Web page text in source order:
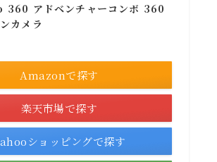
アドベンチャーコンボ 360
カメラ
Amazonで探す
楽天市場で探す
ショッピングで探す